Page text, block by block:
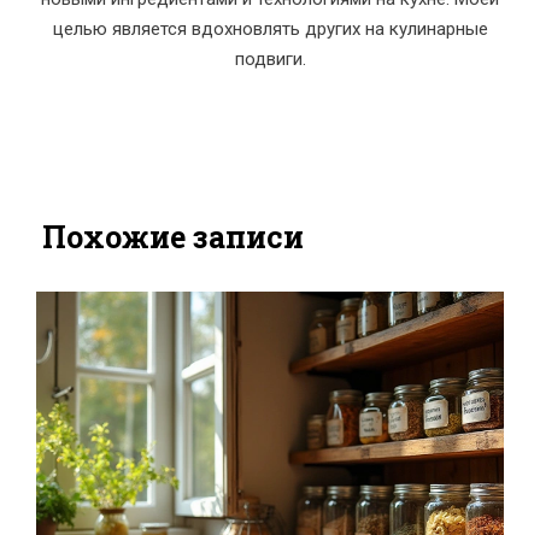
целью является вдохновлять других на кулинарные
подвиги.
Похожие записи